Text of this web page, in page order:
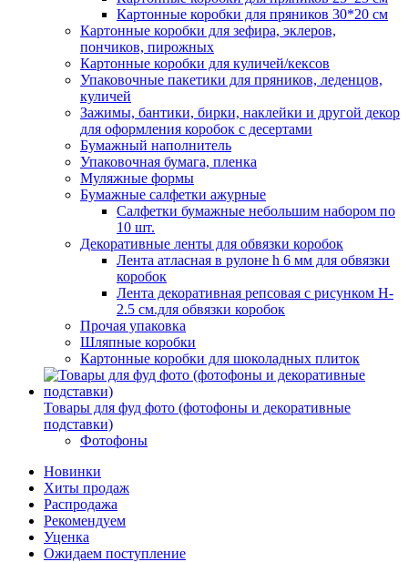
Картонные коробки для пряников 30*20 см
Картонные коробки для зефира, эклеров,
пончиков, пирожных
Картонные коробки для куличей/кексов
Упаковочные пакетики для пряников, леденцов,
куличей
Зажимы, бантики, бирки, наклейки и другой декор
для оформления коробок с десертами
Бумажный наполнитель
Упаковочная бумага, пленка
Муляжные формы
Бумажные салфетки ажурные
Салфетки бумажные небольшим набором по
10 шт.
Декоративные ленты для обвязки коробок
Лента атласная в рулоне h 6 мм для обвязки
коробок
Лента декоративная репсовая с рисунком H-
2.5 см.для обвязки коробок
Прочая упаковка
Шляпные коробки
Картонные коробки для шоколадных плиток
Товары для фуд фото (фотофоны и декоративные
подставки)
Фотофоны
Новинки
Хиты продаж
Распродажа
Рекомендуем
Уценка
Ожидаем поступление